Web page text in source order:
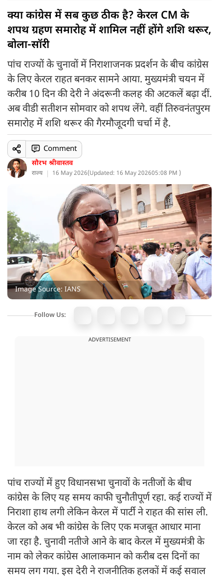
क्या कांग्रेस में सब कुछ ठीक है? केरल CM के
शपथ ग्रहण समारोह में शामिल नहीं होंगे शशि थरूर,
बोला-सॉरी
पांच राज्यों के चुनावों में निराशाजनक प्रदर्शन के बीच कांग्रेस
के लिए केरल राहत बनकर सामने आया. मुख्यमंत्री चयन में
करीब 10 दिन की देरी ने अंदरूनी कलह की अटकलें बढ़ा दीं.
अब वीडी सतीशन सोमवार को शपथ लेंगे. वहीं तिरुवनंतपुरम
समारोह में शशि थरूर की गैरमौजूदगी चर्चा में है.
सौरभ श्रीवास्तव
राज्य 16 May 2026(Updated: 16 May 202605:08 PM )
Comment
Image Source: IANS
Follow Us:
ADVERTISEMENT
पांच राज्यों में हुए विधानसभा चुनावों के नतीजों के बीच
कांग्रेस के लिए यह समय काफी चुनौतीपूर्ण रहा. कई राज्यों में
निराशा हाथ लगी लेकिन केरल में पार्टी ने राहत की सांस ली.
केरल को अब भी कांग्रेस के लिए एक मजबूत आधार माना
जा रहा है. चुनावी नतीजे आने के बाद केरल में मुख्यमंत्री के
नाम को लेकर कांग्रेस आलाकमान को करीब दस दिनों का
समय लग गया. इस देरी ने राजनीतिक हलकों में कई सवाल